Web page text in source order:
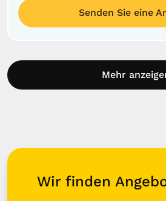
Senden Sie eine
Mehr
Wir finden